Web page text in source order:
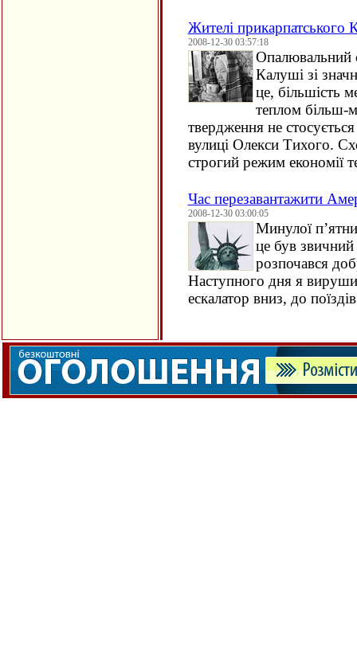
Жителі прикарпатського
2008-12-30 03:57:18
Опалювальний
Калуші зі
це, більшість
теплом більш-
твердження не
вулиці Олекси Тихого.
строгий режим економії
Час перезавантажити
2008-12-30 03:00:05
Минулої
це був
розпочався
Наступного дня я
ескалатор вниз, до